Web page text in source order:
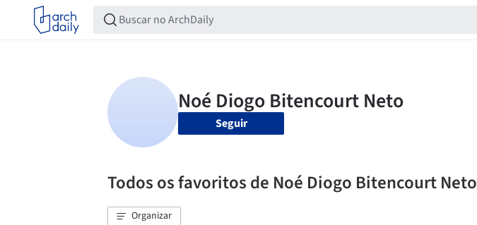
Seguir
Todos os favoritos de Noé Diogo Bitencourt Neto
Organizar